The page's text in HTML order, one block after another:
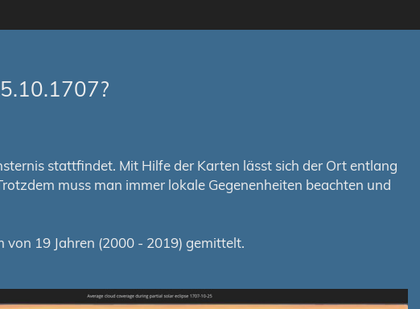
stattfindet. Mit Hilfe der Karten lässt sich der Ort entlang
muss man immer lokale Gegenenheiten beachten und
19 Jahren (2000 - 2019) gemittelt.